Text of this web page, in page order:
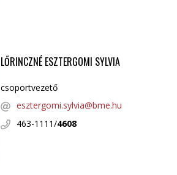
LŐRINCZNÉ ESZTERGOMI SYLVIA
csoportvezető
esztergomi.sylvia@bme.hu
463-1111/4608